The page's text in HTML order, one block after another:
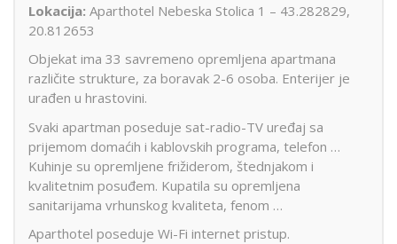
Lokacija: Aparthotel Nebeska Stolica 1 – 43.282829,
20.812653
Objekat ima 33 savremeno opremljena apartmana
različite strukture, za boravak 2-6 osoba. Enterijer je
urađen u hrastovini.
Svaki apartman poseduje sat-radio-TV uređaj sa
prijemom domaćih i kablovskih programa, telefon …
Kuhinje su opremljene frižiderom, štednjakom i
kvalitetnim posuđem. Kupatila su opremljena
sanitarijama vrhunskog kvaliteta, fenom …
Aparthotel poseduje Wi-Fi internet pristup.